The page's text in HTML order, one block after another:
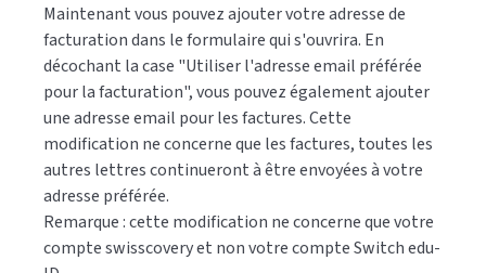
Maintenant vous pouvez ajouter votre adresse de
facturation dans le formulaire qui s'ouvrira. En
décochant la case "Utiliser l'adresse email préférée
pour la facturation", vous pouvez également ajouter
une adresse email pour les factures. Cette
modification ne concerne que les factures, toutes les
autres lettres continueront à être envoyées à votre
adresse préférée.
Remarque : cette modification ne concerne que votre
compte swisscovery et non votre compte Switch edu-